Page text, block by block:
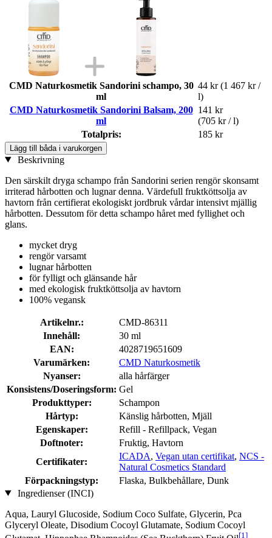
CMD Naturkosmetik Sandorini schampo, 30
ml
44 kr (1 467 kr /
l)
CMD Naturkosmetik Sandorini Balsam, 200
ml
141 kr
(705 kr / l)
Totalpris:
185 kr
Lägg till båda i varukorgen
Beskrivning
Den särskilt dryga schampo från Sandorini serien rengör skonsamt
irriterad hårbotten och lugnar denna. Värdefull fruktköttsolja av
havtorn från certifierat ekologiskt jordbruk vårdar intensivt mjällig
hårbotten. Dessutom för detta schampo håret med fyllighet och
glans.
mycket dryg
rengör varsamt
lugnar hårbotten
för fylligt och glänsande hår
med ekologisk fruktköttsolja av havtorn
100% vegansk
Artikelnr.:
CMD-86311
Innehåll:
30 ml
EAN:
4028719651609
Varumärken:
CMD Naturkosmetik
Nyanser:
alla hårfärger
Konsistens/Doseringsform: Gel
Produkttyper:
Schampon
Hårtyp:
Känslig hårbotten, Mjäll
Egenskaper:
Refill - Refillpack, Vegan
Doftnoter:
Fruktig, Havtorn
Certifikater:
ICADA, Vegan utan certifikat, NCS -
Natural Cosmetics Standard
Förpackningstyp:
Flaska, Bulkbehållare, Dunk
Ingredienser (INCI)
Aqua, Lauryl Glucoside, Sodium Coco­ Sulfate, Glycerin, Pca
Glyceryl Oleate, Disodium Cocoyl Glutamate, Sodium Cocoyl
[1]